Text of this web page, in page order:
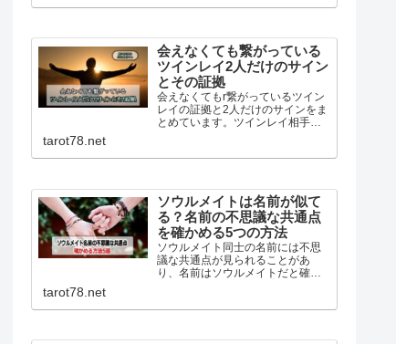
強い直観力で判断を間違えること
ことが多いので注意が必要です。
会えなくても繋がっている
ツインレイ2人だけのサイン
とその証拠
会えなくてもr繋がっているツイン
レイの証拠と2人だけのサインをま
とめています。ツインレイ相手の
ても繋がっているサインは幾つも
tarot78.net
ソウルメイトは名前が似て
る？名前の不思議な共通点
を確かめる5つの方法
ソウルメイト同士の名前には不思
議な共通点が見られることがあ
り、名前はソウルメイトだと確か
ックネームが似ているなどを基に
分け方を詳しく紹介しています。
tarot78.net